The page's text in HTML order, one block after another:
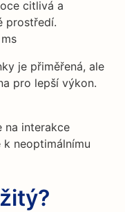
citlivá a
prostředí.
je přiměřená, ale
pro lepší výkon.
na interakce
neoptimálnímu